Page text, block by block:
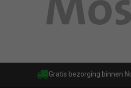
Gratis bezorging binnen